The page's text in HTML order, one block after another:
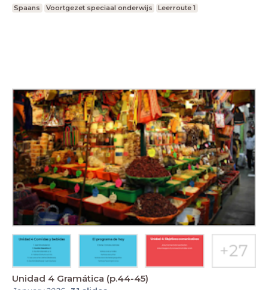
Spaans Voortgezet speciaal onderwijs Leerroute 1
Unidad 4 Gramática (p.44-45)